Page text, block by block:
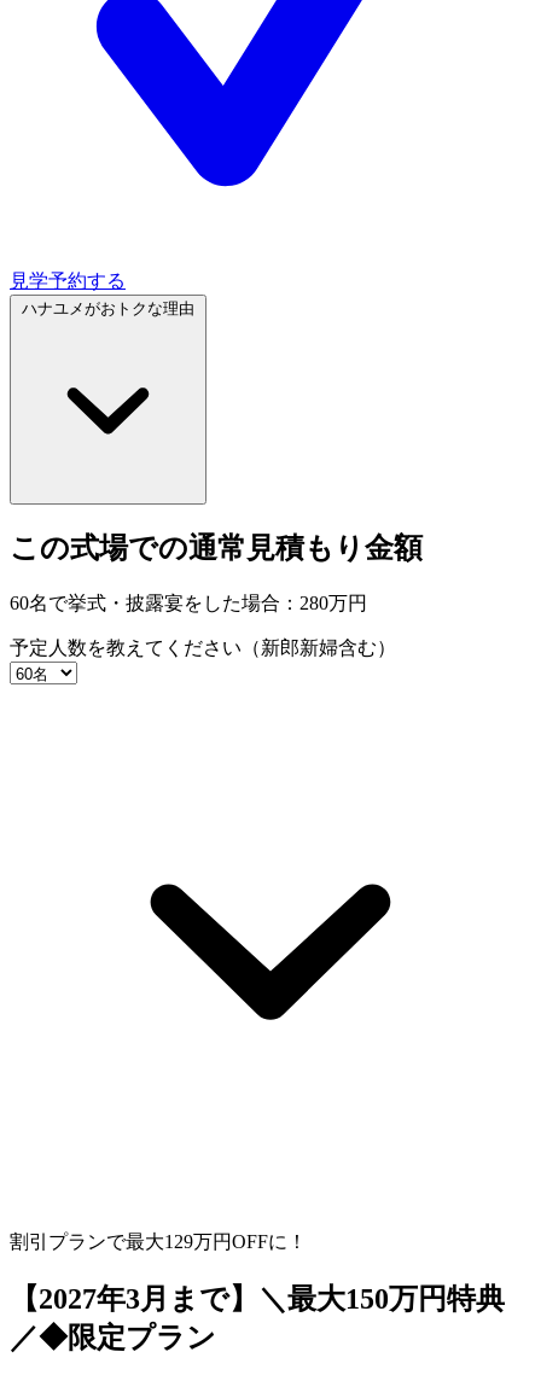
見学予約する
この式場での通常見積もり金額
60名で挙式・披露宴をした場合： 280万円
予定人数を教えてください（新郎新婦含む）
割引プランで最大129万円OFFに！
【2027年3月まで】＼最大150万円特典
／◆限定プラン